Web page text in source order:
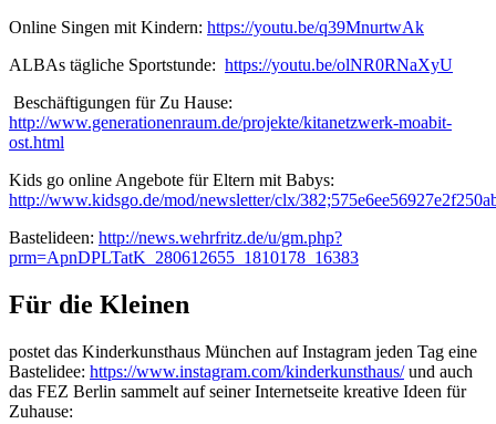
Online Singen mit Kindern: https://youtu.be/q39MnurtwAk
ALBAs tägliche Sportstunde: https://youtu.be/olNR0RNaXyU
Beschäftigungen für Zu Hause:
http://www.generationenraum.de/projekte/kitanetzwerk-moabit-
ost.html
Kids go online Angebote für Eltern mit Babys:
http://www.kidsgo.de/mod/newsletter/clx/
Bastelideen: http://news.wehrfritz.de/u/gm.php?
prm=ApnDPLTatK_280612655_1810178_16383
Für die Kleinen
postet das Kinderkunsthaus München auf Instagram jeden Tag eine
Bastelidee: https://www.instagram.com/kinderkunsthaus/und auch
das FEZ Berlin sammelt auf seiner Internetseite kreative Ideen für
Zuhause: